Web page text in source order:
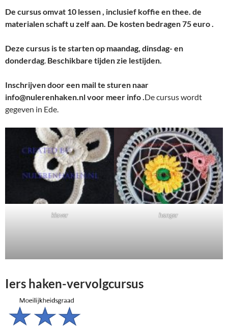
De cursus omvat 10 lessen , inclusief koffie en thee. de
materialen schaft u zelf aan. De kosten bedragen 75 euro .
Deze cursus is te starten op maandag, dinsdag- en
donderdag Beschikbare tijden zie lestijden.
Inschrijven door een mail te sturen naar
info@nulerenhaken.nlvoor meer info . De cursus wordt
gegeven in Ede.
klaver hanger
Iers haken-vervolgcursus